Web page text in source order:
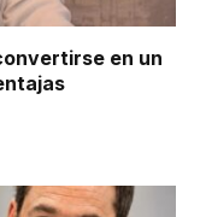
en un